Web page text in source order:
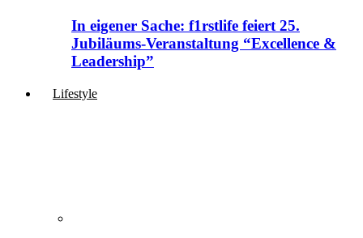
In eigener Sache: f1rstlife feiert 25.
Jubiläums-Veranstaltung “Excellence &
Leadership”
Lifestyle